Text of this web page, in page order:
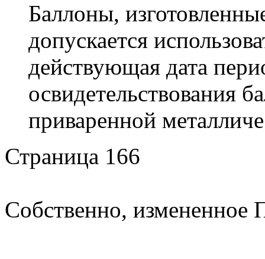
Баллоны,
допускается
действующая дата
освидетельствования
приваренной
Страница 166
Собственно,